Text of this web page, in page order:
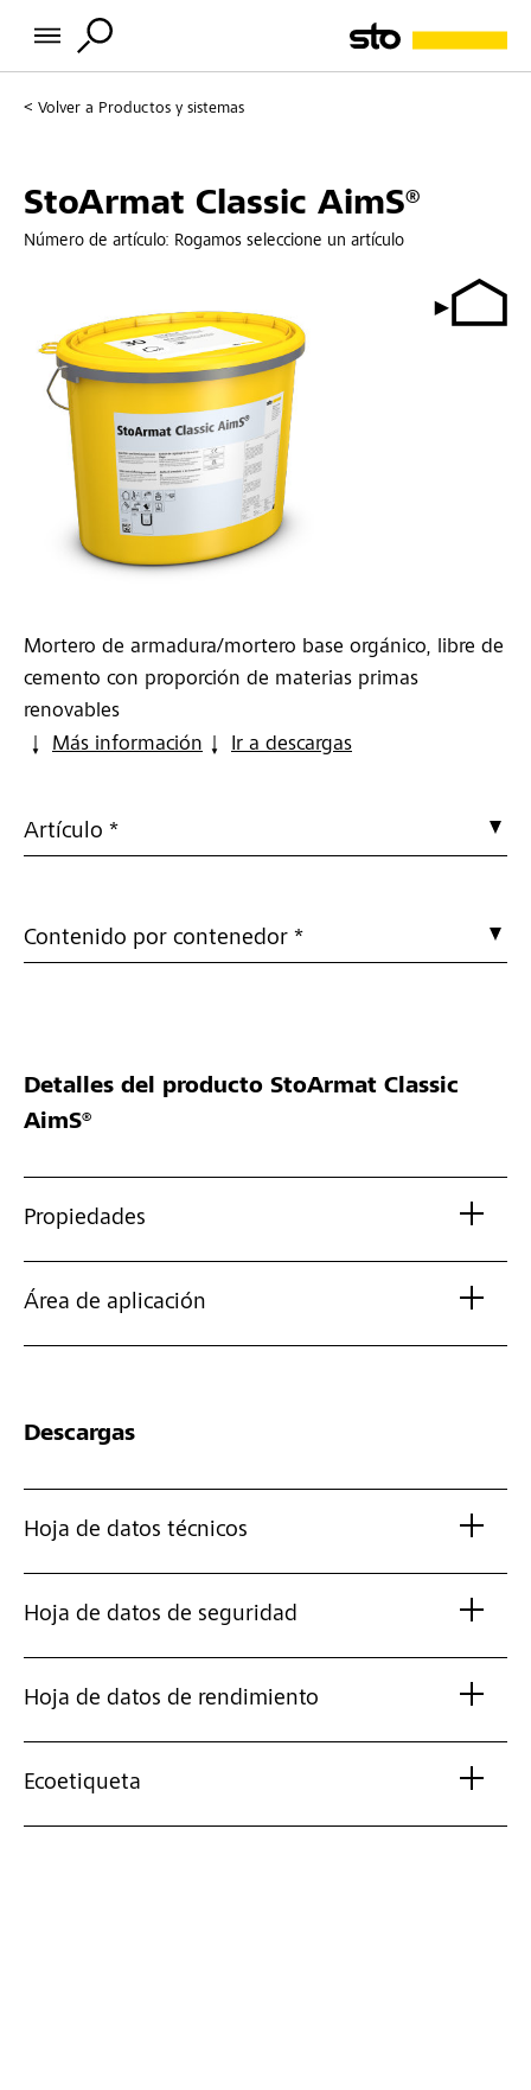
Volver a Productos y sistemas
StoArmat Classic AimS®
Número de artículo: Rogamos seleccione un artículo
Mortero de armadura/mortero base orgánico, libre de
cemento con proporción de materias primas
renovables
Más información
Ir a descargas
Artículo *
Contenido por contenedor *
Detalles del producto StoArmat Classic
AimS®
Propiedades
Área de aplicación
Descargas
Hoja de datos técnicos
Hoja de datos de seguridad
Hoja de datos de rendimiento
Ecoetiqueta